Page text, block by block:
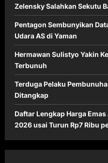
Zelensky Salahkan Sekutu
Pentagon Sembunyikan
Udara AS di Yaman
Hermawan Sulistyo Yakin
Terbunuh
Terduga Pelaku
Ditangkap
Daftar Lengkap Harga
2026 usai Turun Rp7 Ribu